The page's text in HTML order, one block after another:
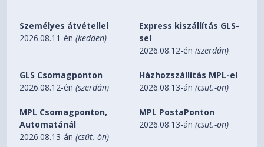
Card size
PCB Form
DirectX
DirectX 12 API
Személyes átvétellel
2026.08.11-én(kedden)
Express kiszállítás GLS-
sel
2026.08.12-én(szerdán)
GLS Csomagponton
2026.08.12-én(szerdán)
Házhozszállítás MPL-el
2026.08.13-án(csüt.-ön)
MPL Csomagponton,
Automatánál
2026.08.13-án(csüt.-ön)
MPL PostaPonton
2026.08.13-án(csüt.-ön)